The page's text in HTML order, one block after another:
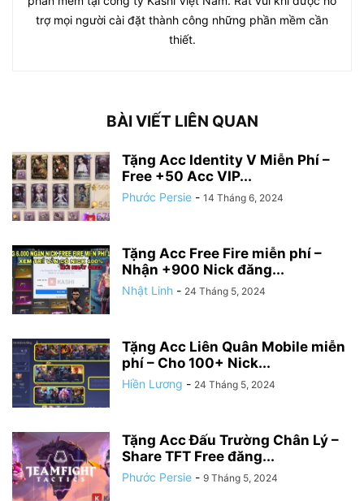
trợ mọi người cài đặt thành công những phần mềm cần
thiết.
BÀI VIẾT LIÊN QUAN
Tặng Acc Identity V Miễn Phí –
Free +50 Acc VIP...
Phước Persie - 14 Tháng 6, 2024
Tặng Acc Free Fire miễn phí –
Nhận +900 Nick đăng...
Nhật Linh - 24 Tháng 5, 2024
Tặng Acc Liên Quân Mobile miễn
phí – Cho 100+ Nick...
Hiền Lương - 24 Tháng 5, 2024
Tặng Acc Đấu Trường Chân Lý –
Share TFT Free đăng...
Phước Persie - 9 Tháng 5, 2024